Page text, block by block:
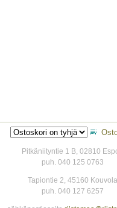
Pitkäniityntie 1 B, 02810
puh. 040 125 0763
Tapiontie 2, 45160 Kouvola
puh. 040 127 6257